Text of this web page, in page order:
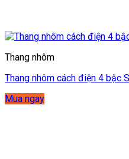
Thang nhôm
Thang nhôm cách điện 4 bậc
Mua ngay